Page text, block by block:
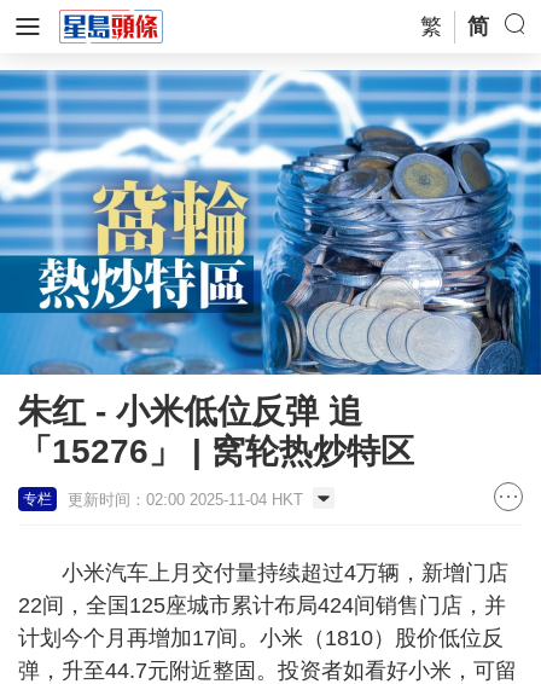
繁 简
朱红 - 小米低位反弹 追
「15276」 | 窝轮热炒特区
专栏 更新时间：02:00 2025-11-04 HKT
小米汽车上月交付量持续超过4万辆，新增门店
22间，全国125座城市累计布局424间销售门店，并
计划今个月再增加17间。小米（1810）股价低位反
弹，升至44.7元附近整固。投资者如看好小米，可留